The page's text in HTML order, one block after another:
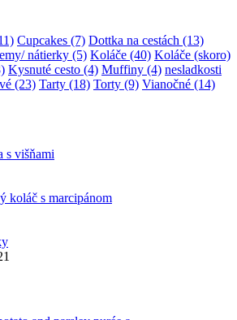
Cupcakes (7) Dottka na cestách (13)
nátierky (5) Koláče (40) Koláče (skoro)
Kysnuté cesto (4) Muffiny (4) nesladkosti
(23) Tarty (18) Torty (9) Vianočné (14)
s višňami
koláč s marcipánom